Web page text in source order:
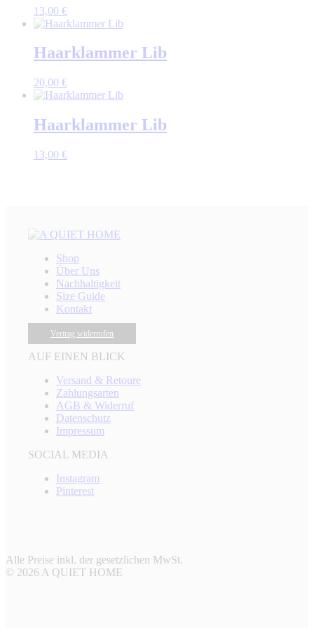
13,00 €
Haarklammer Lib
20,00 €
Haarklammer Lib
13,00 €
Shop
Über Uns
Nachhaltigkeit
Size Guide
Kontakt
Vertrag widerrufen
AUF EINEN BLICK
Versand & Retoure
Zahlungsarten
AGB & Widerruf
Datenschutz
Impressum
SOCIAL MEDIA
Instagram
Pinterest
Alle Preise inkl. der gesetzlichen MwSt.
© 2026 A QUIET HOME